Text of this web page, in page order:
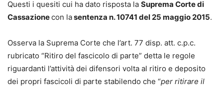
Questi i quesiti cui ha dato risposta la Suprema Corte di
Cassazionecon lasentenza n. 10741 del 25 maggio 2015.
Osserva la Suprema Corte che l’art. 77 disp. att. c.p.c.
rubricato “Ritiro del fascicolo di parte” detta le regole
riguardanti l’attività dei difensori volta al ritiro e deposito
dei propri fascicoli di parte stabilendo che “per ritirare il